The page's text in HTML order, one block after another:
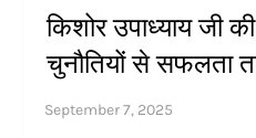
किशोर उपाध्याय जी
चुनौतियों से सफलता